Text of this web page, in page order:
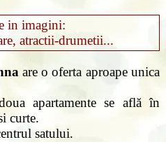
in imagini:
atractii-drumetii...
are o oferta aproape unica
apartamente se află în
curte.
satului.